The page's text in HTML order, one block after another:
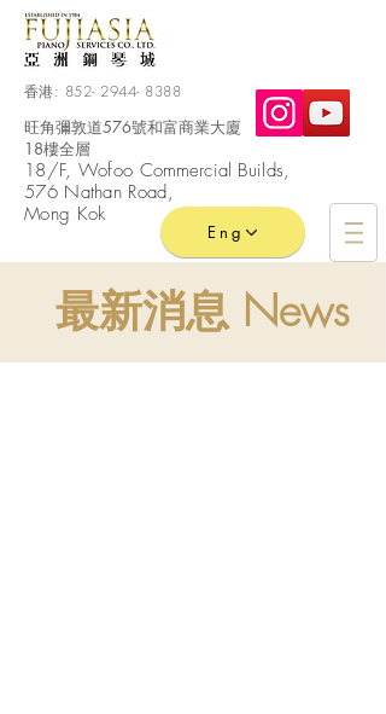
香港: 852- 2944- 8388
旺角彌敦道576號和富商業大廈
18樓全層
​18/F, Wofoo Commercial Builds,
576 Nathan Road,
Mong Kok
Eng
最新消息 News